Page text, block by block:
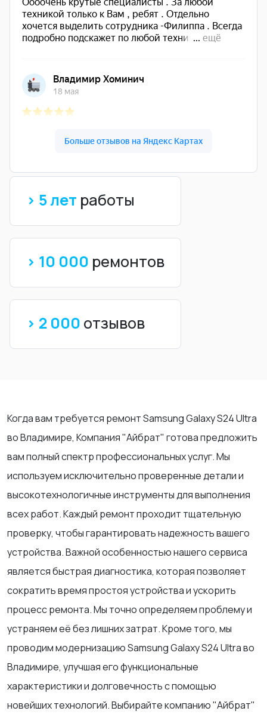
> 5 лет работы
> 10 000 ремонтов
> 2 000 отзывов
Когда вам требуется ремонт Samsung Galaxy S24 Ultra
во Владимире, Компания "Айбрат" готова предложить
вам полный спектр профессиональных услуг. Мы
используем исключительно проверенные детали и
высокотехнологичные инструменты для выполнения
всех работ. Каждый ремонт проходит тщательную
проверку, чтобы гарантировать надежность вашего
устройства. Важной особенностью нашего сервиса
является быстрая диагностика, которая позволяет
сократить время простоя устройства и ускорить
процесс ремонта. Мы точно определяем проблему и
устраняем её без лишних затрат. Кроме того, мы
проводим модернизацию Samsung Galaxy S24 Ultra во
Владимире, улучшая его функциональные
характеристики и долговечность с помощью
новейших технологий. Выбирайте компанию "Айбрат"